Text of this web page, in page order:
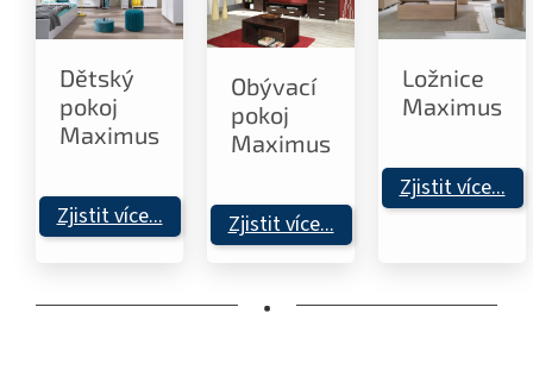
Dětský
pokoj
Maximus
Zjistit více...
Obývací
pokoj
Maximus
Zjistit více...
Ložnice
Maximus
Zjistit více...
•